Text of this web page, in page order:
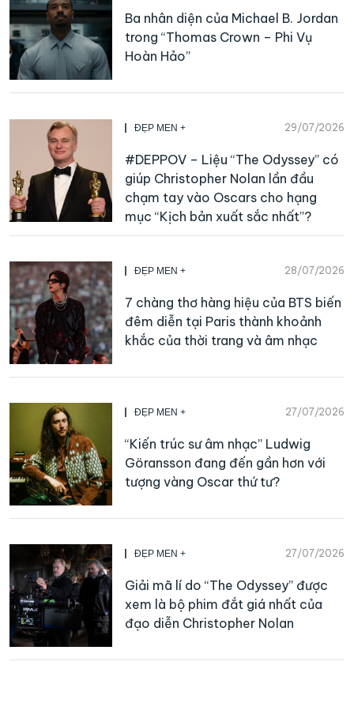
Ba nhân diện của Michael B. Jordan
trong “Thomas Crown – Phi Vụ
Hoàn Hảo”
ĐẸP MEN + 29/07/2026
#DEPPOV – Liệu “The Odyssey” có
giúp Christopher Nolan lần đầu
chạm tay vào Oscars cho hạng
mục “Kịch bản xuất sắc nhất”?
ĐẸP MEN + 28/07/2026
7 chàng thơ hàng hiệu của BTS biến
đêm diễn tại Paris thành khoảnh
khắc của thời trang và âm nhạc
ĐẸP MEN + 27/07/2026
“Kiến trúc sư âm nhạc” Ludwig
Göransson đang đến gần hơn với
tượng vàng Oscar thứ tư?
ĐẸP MEN + 27/07/2026
Giải mã lí do “The Odyssey” được
xem là bộ phim đắt giá nhất của
đạo diễn Christopher Nolan